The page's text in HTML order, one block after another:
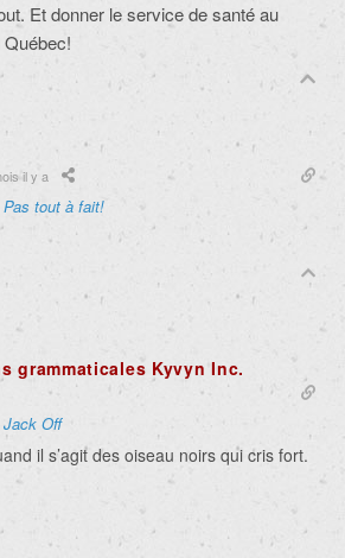
Et donner le service de santé au
il y a
Pas tout à fait!
grammaticales Kyvyn Inc.
Jack Off
il s’agit des oiseau noirs qui cris fort.